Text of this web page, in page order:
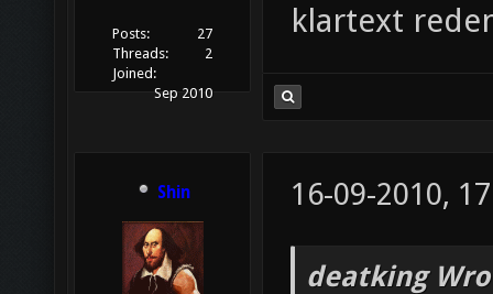
Posts:
27
Threads:
2
Joined:
Sep 2010
klartext
Shin 16-09-2010,
deatking